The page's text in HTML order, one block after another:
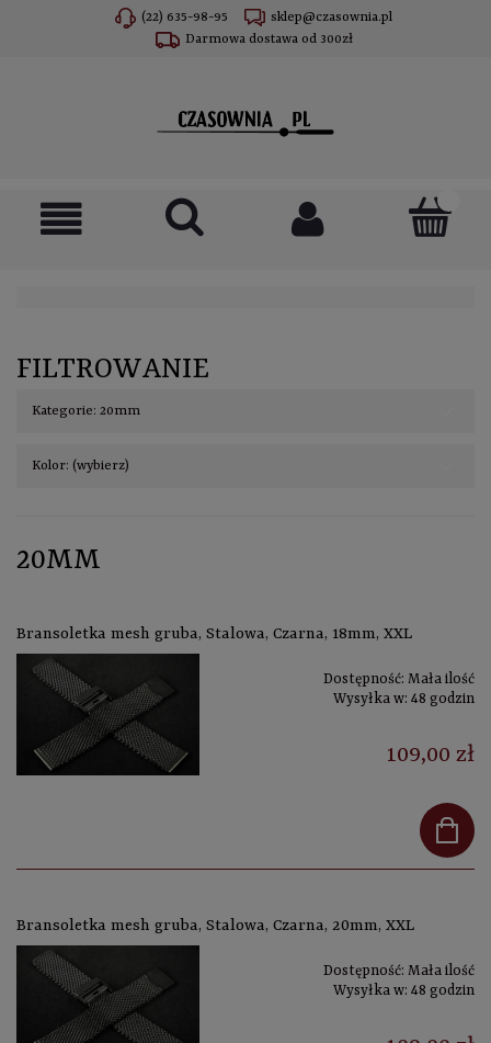
(22) 635-98-95
sklep@czasownia.pl
Darmowa dostawa od 300zł
FILTROWANIE
Kategorie: 20mm
Kolor: (wybierz)
20MM
Bransoletka mesh gruba, Stalowa, Czarna, 18mm, XXL
Dostępność: Mała ilość
Wysyłka w: 48 godzin
109,00 zł
Bransoletka mesh gruba, Stalowa, Czarna, 20mm, XXL
Dostępność: Mała ilość
Wysyłka w: 48 godzin